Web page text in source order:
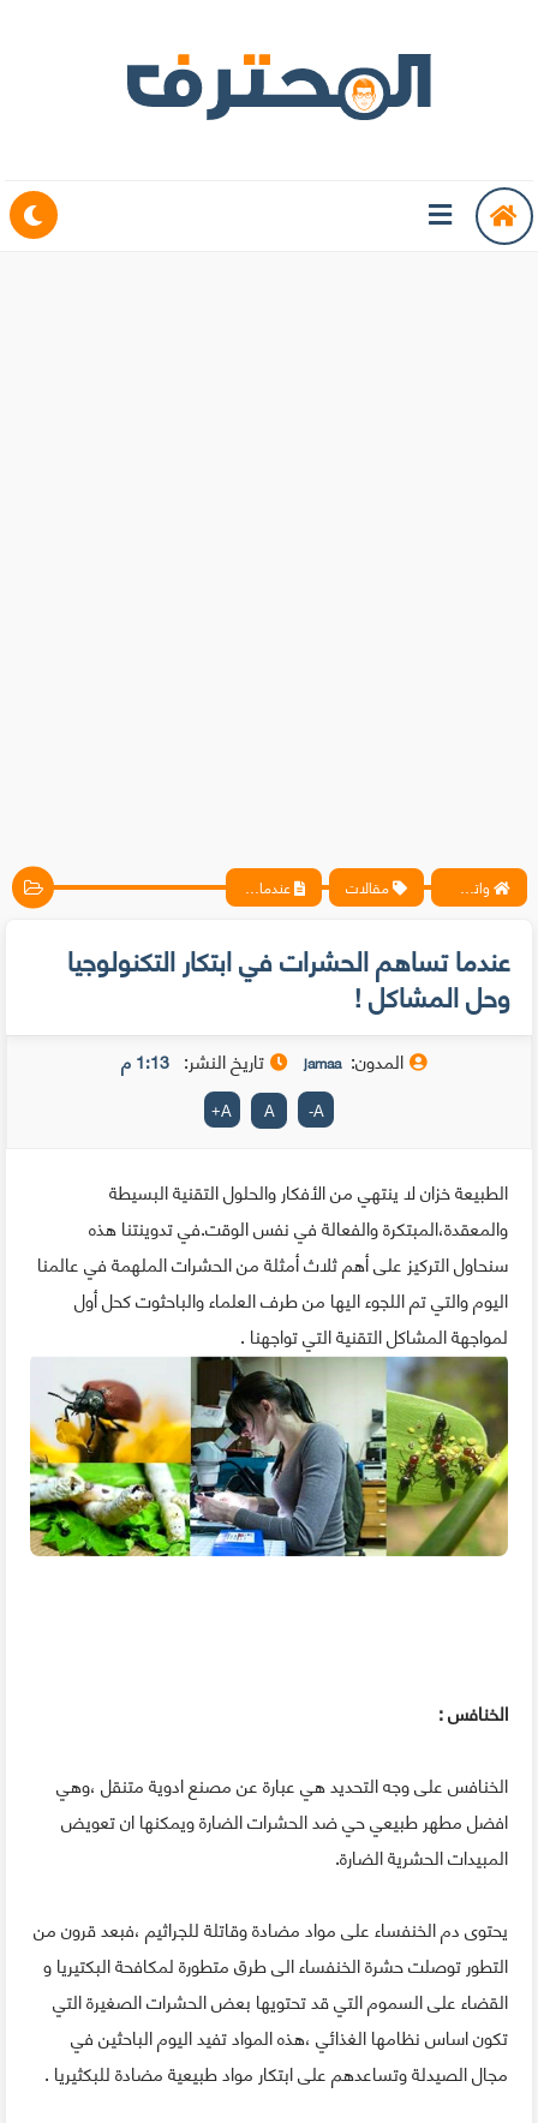
واتس آب ، فيسبوك ، أنترنت ، شروحات تقنية حصرية - المحترف مقالات عندما تساهم الحشرات في ابتكار التكنولوجيا وحل المشاكل !
عندما تساهم الحشرات في ابتكار التكنولوجيا
وحل المشاكل !
المدون: jamaa تاريخ النشر: 1:13 م
A
-
A
A
+
الطبيعة خزان لا ينتهي من الأفكار والحلول التقنية البسيطة
والمعقدة،المبتكرة والفعالة في نفس الوقت.في تدوينتنا هذه
سنحاول التركيز على أهم ثلاث أمثلة من الحشرات الملهمة في عالمنا
اليوم والتي تم اللجوء اليها من طرف العلماء والباحثوت كحل أول
لمواجهة المشاكل التقنية التي تواجهنا .
الخنافس :
الخنافس على وجه التحديد هي عبارة عن مصنع ادوية متنقل ،وهي
افضل مطهر طبيعي حي ضد الحشرات الضارة ويمكنها ان تعويض
المبيدات الحشرية الضارة.
يحتوى دم الخنفساء على مواد مضادة وقاتلة للجراثيم ،فبعد قرون من
التطور توصلت حشرة الخنفساء الى طرق متطورة لمكافحة البكتيريا و
القضاء على السموم التي قد تحتويها بعض الحشرات الصغيرة التي
تكون اساس نظامها الغذائي ،هذه المواد تفيد اليوم الباحثين في
مجال الصيدلة وتساعدهم على ابتكار مواد طبيعية مضادة للبكثيريا .